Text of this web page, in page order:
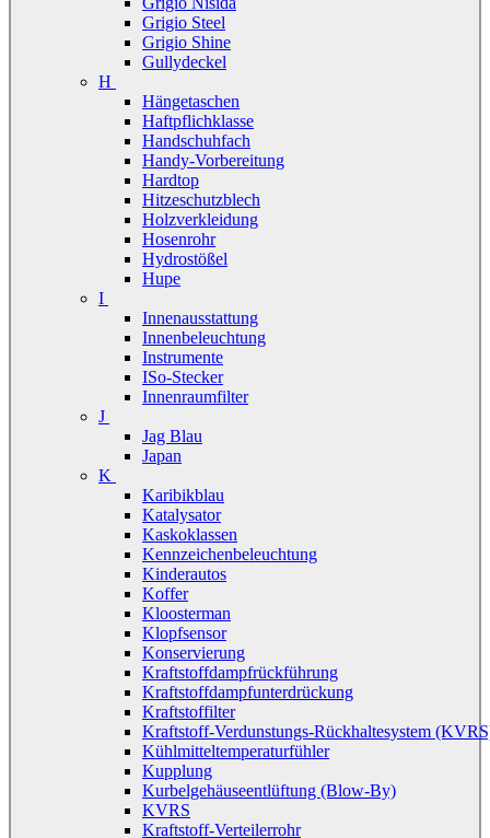
Grigio Steel
Grigio Shine
Gullydeckel
H
Hängetaschen
Haftpflichklasse
Handschuhfach
Handy-Vorbereitung
Hardtop
Hitzeschutzblech
Holzverkleidung
Hosenrohr
Hydrostößel
Hupe
I
Innenausstattung
Innenbeleuchtung
Instrumente
ISo-Stecker
Innenraumfilter
J
Jag Blau
Japan
K
Karibikblau
Katalysator
Kaskoklassen
Kennzeichenbeleuchtung
Kinderautos
Koffer
Kloosterman
Klopfsensor
Konservierung
Kraftstoffdampfrückführung
Kraftstoffdampfunterdrückung
Kraftstoffilter
Kraftstoff-Verdunstungs-Rückhaltesystem
Kühlmitteltemperaturfühler
Kupplung
Kurbelgehäuseentlüftung (Blow-By)
KVRS
Kraftstoff-Verteilerrohr